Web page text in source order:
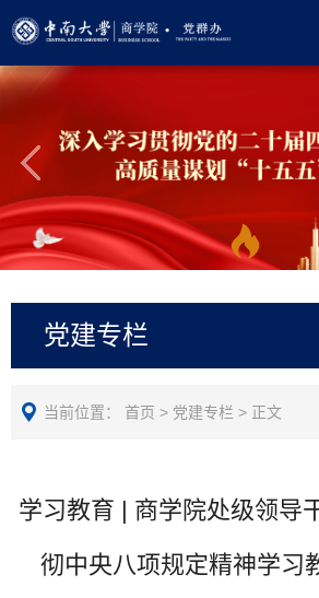
党建专栏
当前位置： 首页 > 党建专栏 > 正文
学习教育 | 商学院处级领导
彻中央八项规定精神学习